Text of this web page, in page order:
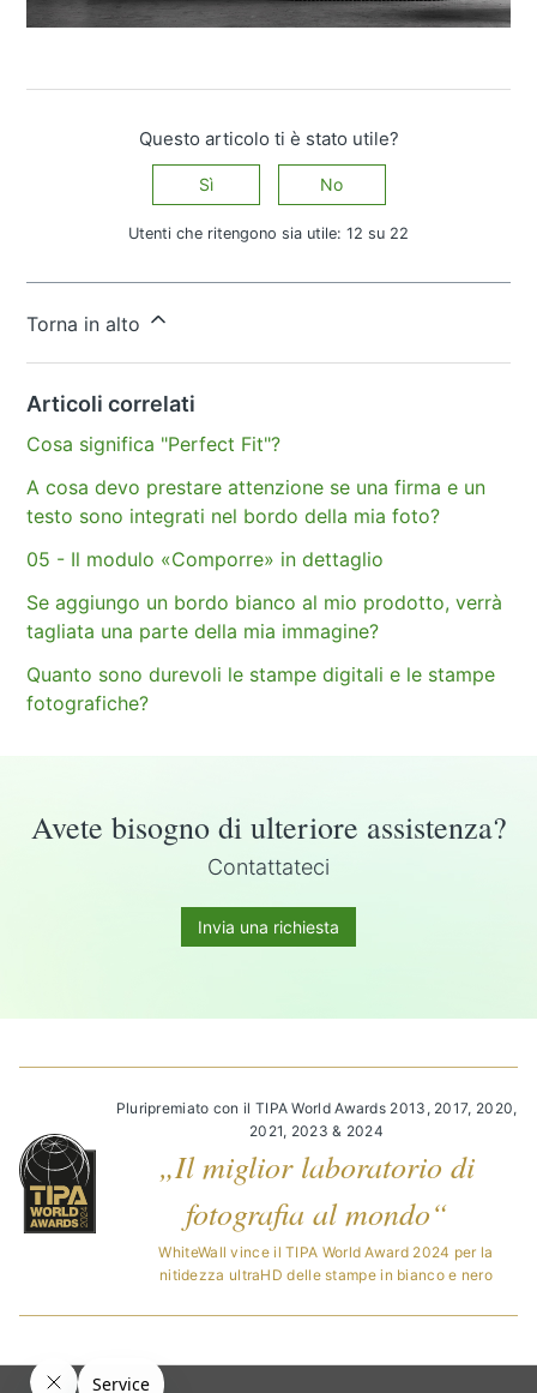
Questo articolo ti è stato utile?
Sì No
Utenti che ritengono sia utile: 12 su 22
Torna in alto
Articoli correlati
Cosa significa "Perfect Fit"?
A cosa devo prestare attenzione se una firma e un
testo sono integrati nel bordo della mia foto?
05 - Il modulo «Comporre» in dettaglio
Se aggiungo un bordo bianco al mio prodotto, verrà
tagliata una parte della mia immagine?
Quanto sono durevoli le stampe digitali e le stampe
fotografiche?
Avete bisogno di ulteriore assistenza?
Contattateci
Invia una richiesta
Pluripremiato con il TIPA World Awards 2013, 2017, 2020,
2021, 2023 & 2024
„Il miglior laboratorio di
fotografia al mondo“
WhiteWall vince il TIPA World Award 2024 per la
nitidezza ultraHD delle stampe in bianco e nero